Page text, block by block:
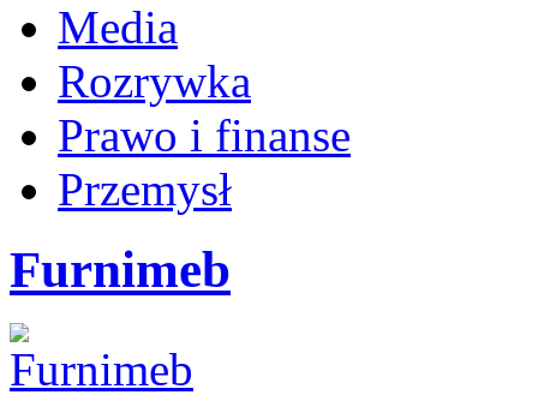
Media
Rozrywka
Prawo i finanse
Przemysł
Furnimeb